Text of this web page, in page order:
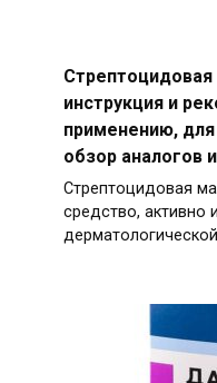
инструкция и
применению, для
обзор аналогов
Стрептоцидовая
средство, активно